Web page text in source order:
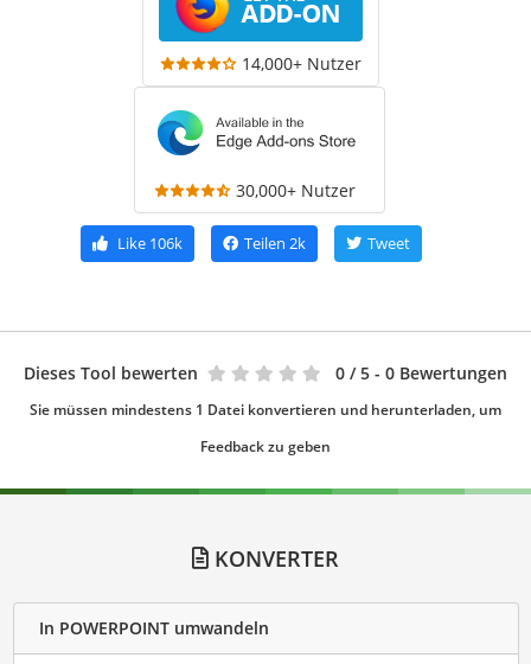
14,000+ Nutzer
30,000+ Nutzer
Like 106k Teilen 2k Tweet
Dieses Tool bewerten 0 / 5 - 0 Bewertungen
Sie müssen mindestens 1 Datei konvertieren und herunterladen, um
Feedback zu geben
KONVERTER
In POWERPOINT umwandeln